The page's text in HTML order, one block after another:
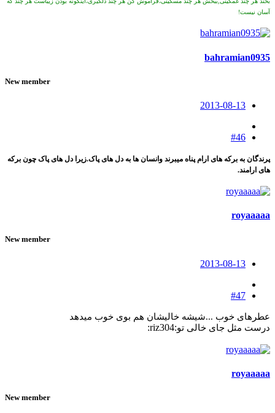
آسان نیست!
bahramian0935
New member
2013-08-13
#46
پرندگان به برکه های ارام پناه میبرند وانسان ها به دل های پاک.زیرا دل های پاک چون برکه
های ارامند.
royaaaaa
New member
2013-08-13
#47
عطرهای خوب ...شیشه خالیشان هم بوی خوب میدهد
درست مثل جای خالی تو:riz304:
royaaaaa
New member